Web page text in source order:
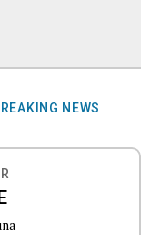
NEWS